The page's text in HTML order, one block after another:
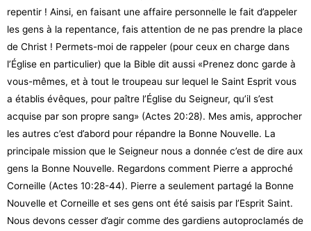
repentir ! Ainsi, en faisant une affaire personnelle le fait d’appeler
les gens à la repentance, fais attention de ne pas prendre la place
de Christ ! Permets-moi de rappeler (pour ceux en charge dans
l’Église en particulier) que la Bible dit aussi «Prenez donc garde à
vous-mêmes, et à tout le troupeau sur lequel le Saint Esprit vous
a établis évêques, pour paître l’Église du Seigneur, qu’il s’est
acquise par son propre sang» (Actes 20:28). Mes amis, approcher
les autres c’est d’abord pour répandre la Bonne Nouvelle. La
principale mission que le Seigneur nous a donnée c’est de dire aux
gens la Bonne Nouvelle. Regardons comment Pierre a approché
Corneille (Actes 10:28-44). Pierre a seulement partagé la Bonne
Nouvelle et Corneille et ses gens ont été saisis par l’Esprit Saint.
Nous devons cesser d’agir comme des gardiens autoproclamés de